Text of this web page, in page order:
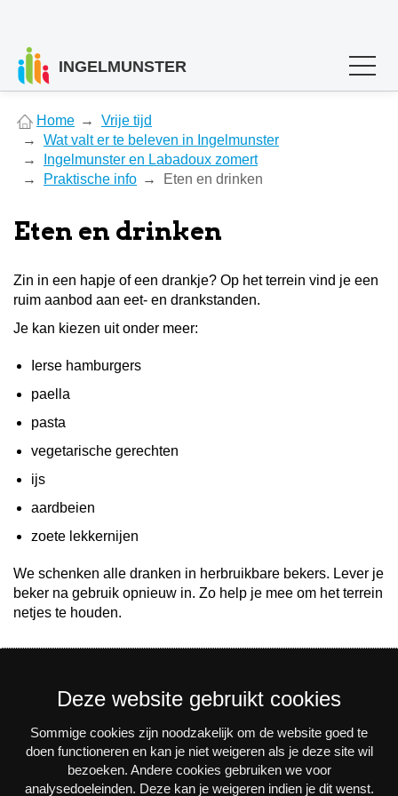
INGELMUNSTER
are
here
Home
Vrije tijd
Wat valt er te beleven in Ingelmunster
Ingelmunster en Labadoux zomert
Praktische info
Eten en drinken
Eten en drinken
Zin in een hapje of een drankje? Op het terrein vind je een
ruim aanbod aan eet- en drankstanden.
Je kan kiezen uit onder meer:
Ierse hamburgers
paella
pasta
vegetarische gerechten
ijs
aardbeien
zoete lekkernijen
We schenken alle dranken in herbruikbare bekers. Lever je
beker na gebruik opnieuw in. Zo help je mee om het terrein
netjes te houden.
Nieuwsbrief
Via e-mail op de hoogte blijven van alle nieuws en
Deze website gebruikt cookies
Sommige cookies zijn noodzakelijk om de website goed te
doen functioneren en kan je niet weigeren als je deze site wil
bezoeken. Andere cookies gebruiken we voor
analysedoeleinden. Deze kan je weigeren indien je dit wenst.